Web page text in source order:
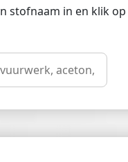
stofnaam in en klik